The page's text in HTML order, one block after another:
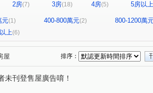
景 (1) 昂峰謙若樹(1) 市政寶佳麗
戀曲
領袖江山 大城雲杉(1) 久樘好雅(1)
荷
大墩園邸
段(1) 港都路(1) 大容東街(1) 精誠二十八街
東興路二段(1) 建興路(1)
(2) 學府路(1) 文心路二段(1) 太原路三段(1)
(1) 至善路 (1) 高工路
2房(7) 3房(18) 4房(5) 5房以上
元(1) 400-800萬元(2)
800-1200萬
上(6)
屋 排序：
未刊登售屋廣告唷！